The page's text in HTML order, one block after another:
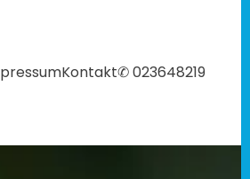
Kontakt✆ 023648219